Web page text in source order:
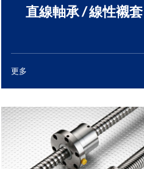
直線軸承 / 線性襯套
更多